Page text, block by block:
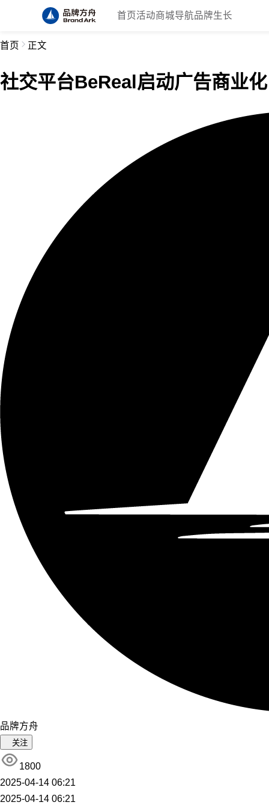
首页 活动商城导航品牌生长
首页 正文
社交平台BeReal启动广告商业
品牌方舟
关注
1800
2025-04-14 06:21
2025-04-14 06:21